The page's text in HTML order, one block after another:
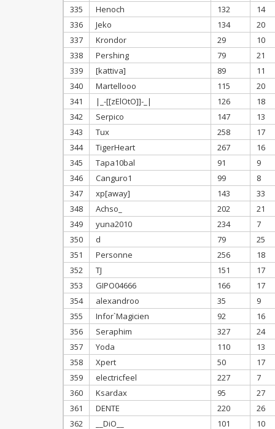
335
Henoch 132
14
336
Jeko 134
20
337
Krondor 29
10
338
Pershing 79
21
339
[kattiva] 89
11
340
Martellooo 115
20
341
|_-[[zElOtO]]-_| 126
18
342
Serpico 147
13
343
Tux 258
17
344
TigerHeart 267
16
345
Tapa10bal 91
9
346
Canguro1 99
8
347
xp[away] 143
33
348
Achso_ 202
21
349
yuna2010 234
7
350
d 79
25
351
Personne 256
18
352
TJ 151
17
353
GIPO04666 166
17
354
alexandroo 35
9
355
Infor`Magicien 92
16
356
Seraphim 327
24
357
Yoda 110
13
358
Xpert 50
17
359
electricfeel 227
7
360
Ksardax 95
27
361
DENTE 220
26
362
__DiO__ 101
10